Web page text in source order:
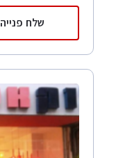
שלח פנייה